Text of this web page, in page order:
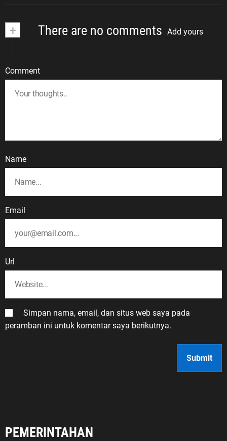
+ There are no comments Add yours
Comment
Name
Email
Url
Simpan nama, email, dan situs web saya pada
peramban ini untuk komentar saya berikutnya.
PEMERINTAHAN